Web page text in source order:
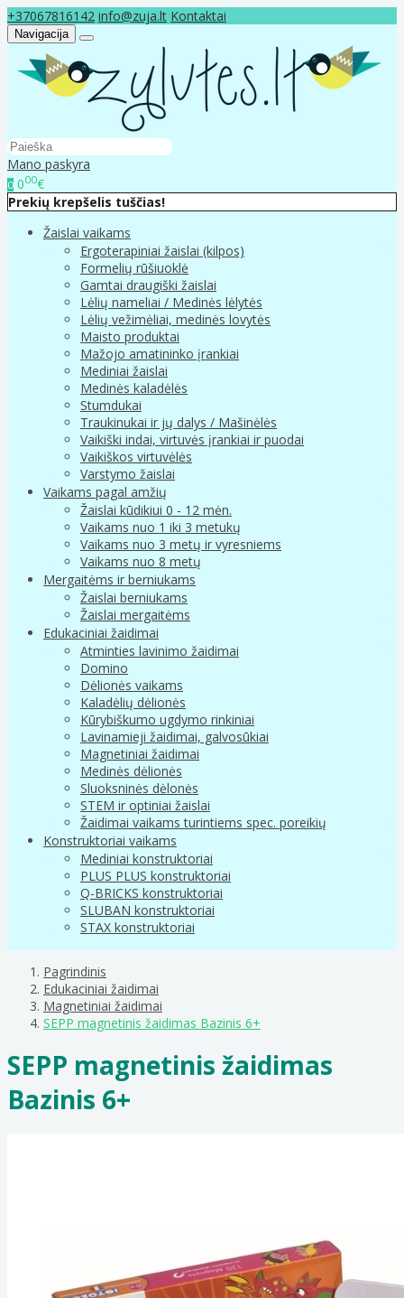
+37067816142 info@zuja.lt Kontaktai
Navigacija
Mano paskyra
0 000€
Prekių krepšelis tuščias!
Žaislai vaikams
Ergoterapiniai žaislai (kilpos)
Formelių rūšiuoklė
Gamtai draugiški žaislai
Lėlių nameliai / Medinės lėlytės
Lėlių vežimėliai, medinės lovytės
Maisto produktai
Mažojo amatininko įrankiai
Mediniai žaislai
Medinės kaladėlės
Stumdukai
Traukinukai ir jų dalys / Mašinėlės
Vaikiški indai, virtuvės įrankiai ir puodai
Vaikiškos virtuvėlės
Varstymo žaislai
Vaikams pagal amžių
Žaislai kūdikiui 0 - 12 mėn.
Vaikams nuo 1 iki 3 metukų
Vaikams nuo 3 metų ir vyresniems
Vaikams nuo 8 metų
Mergaitėms ir berniukams
Žaislai berniukams
Žaislai mergaitėms
Edukaciniai žaidimai
Atminties lavinimo žaidimai
Domino
Dėlionės vaikams
Kaladėlių dėlionės
Kūrybiškumo ugdymo rinkiniai
Lavinamieji žaidimai, galvosūkiai
Magnetiniai žaidimai
Medinės dėlionės
Sluoksninės dėlonės
STEM ir optiniai žaislai
Žaidimai vaikams turintiems spec. poreikių
Konstruktoriai vaikams
Mediniai konstruktoriai
PLUS PLUS konstruktoriai
Q-BRICKS konstruktoriai
SLUBAN konstruktoriai
STAX konstruktoriai
Pagrindinis
Edukaciniai žaidimai
Magnetiniai žaidimai
SEPP magnetinis žaidimas Bazinis 6+
SEPP magnetinis žaidimas
Bazinis 6+